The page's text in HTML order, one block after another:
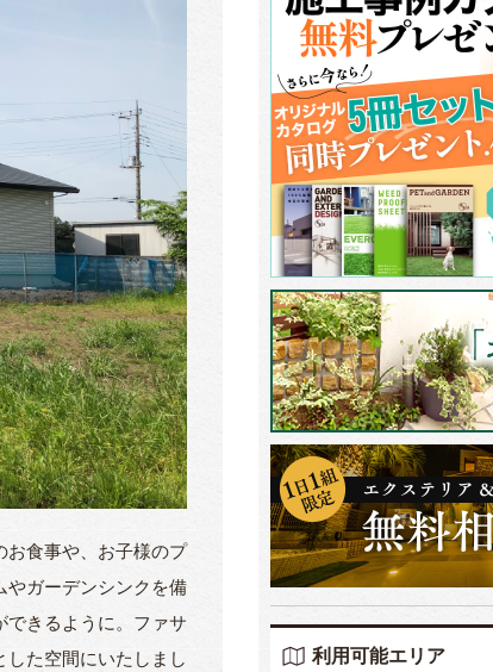
お食事や、お子様のプ
やガーデンシンクを備
きるように。ファサ
た空間にいたしまし
利用可能エリア